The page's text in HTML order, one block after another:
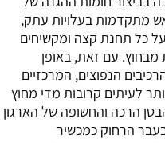
מתקדמות בעלויות עתק,
על כל תחנת קצה ומקשיחים
מבחוץ. עם זאת, באופן
הנפוצים, המרכזיים
לעיתים קרובות מדי מחוץ
הרכה והחשופה של הארגון
הרחוק כמכשיר